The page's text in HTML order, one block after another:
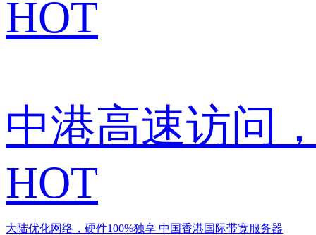
HOT
中港高速访问
HOT
大陆优化网络，硬件100%独享 中国香港国际带宽服务器